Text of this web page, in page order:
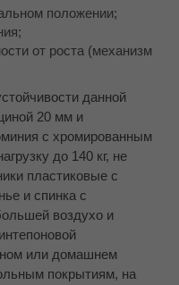
положении;
от роста (механизм
данной
20 мм и
с хромированным
до 140 кг, не
пластиковые с
и спинка с
воздухо и
или домашнем
покрытиям, на